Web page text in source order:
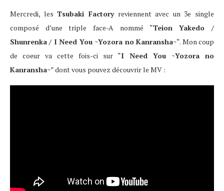
Mercredi, lesTsubaki Factoryreviennent avec un 3e single
composé d’une triple face-A nommé “Teion Yakedo /
Shunrenka / I Need You ~Yozora no Kanransha~“. Mon coup
de coeur va cette fois-ci sur “I Need You ~Yozora no
Kanransha~” dont vous pouvez découvrir le MV :